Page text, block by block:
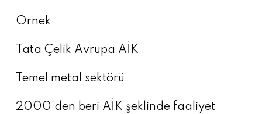
Örnek
Tata Çelik Avrupa AİK
Temel metal sektörü
2000’den beri AİK şeklinde faaliyet